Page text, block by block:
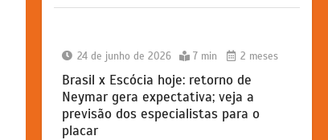
24 de junho de 2026 7 min 2 meses
Brasil x Escócia hoje: retorno de
Neymar gera expectativa; veja a
previsão dos especialistas para o
placar